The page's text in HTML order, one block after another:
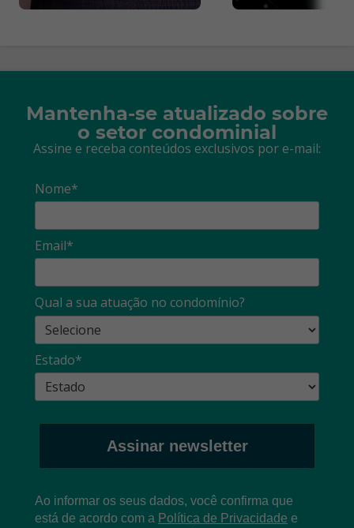
Mantenha-se atualizado sobre
o setor condominial
Assine e receba conteúdos exclusivos por e-mail:
Nome*
Email*
Qual a sua atuação no condomínio?
Estado*
Assinar newsletter
Ao informar os seus dados, você confirma que
está de acordo com a Política de Privacidade e